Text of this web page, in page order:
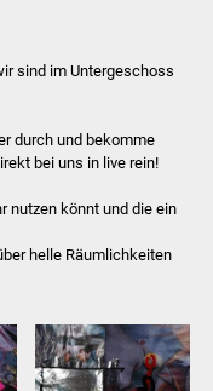
sind im Untergeschoss
durch und bekomme
bei uns in live rein!
nutzen könnt und die ein
helle Räumlichkeiten